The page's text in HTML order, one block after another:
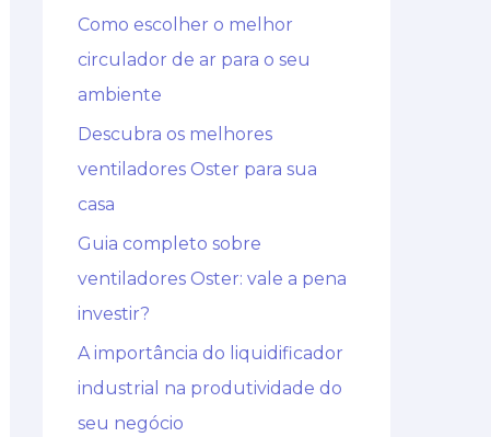
Como escolher o melhor
circulador de ar para o seu
ambiente
Descubra os melhores
ventiladores Oster para sua
casa
Guia completo sobre
ventiladores Oster: vale a pena
investir?
A importância do liquidificador
industrial na produtividade do
seu negócio